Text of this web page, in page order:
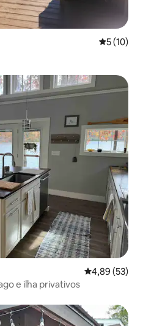
5 de uma
5 (10)
dos hóspedes
4,89 de uma
4,89 (53)
e ilha privativos